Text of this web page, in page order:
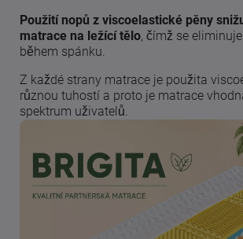
Použití nopů z viscoelastické pěny
matrace na ležící tělo, čímž se
během spánku.
Z každé strany matrace je použita
různou tuhostí a proto je matrace
spektrum uživatelů.